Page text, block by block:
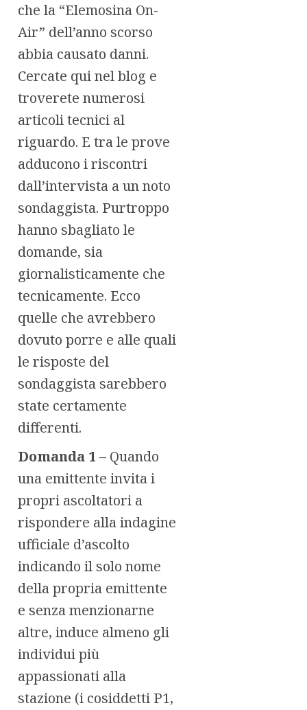
che la “Elemosina On-
Air” dell’anno scorso
abbia causato danni.
Cercate qui nel blog e
troverete numerosi
articoli tecnici al
riguardo. E tra le prove
adducono i riscontri
dall’intervista a un noto
sondaggista. Purtroppo
hanno sbagliato le
domande, sia
giornalisticamente che
tecnicamente. Ecco
quelle che avrebbero
dovuto porre e alle quali
le risposte del
sondaggista sarebbero
state certamente
differenti.
Domanda 1 – Quando
una emittente invita i
propri ascoltatori a
rispondere alla indagine
ufficiale d’ascolto
indicando il solo nome
della propria emittente
e senza menzionarne
altre, induce almeno gli
individui più
appassionati alla
stazione (i cosiddetti P1,